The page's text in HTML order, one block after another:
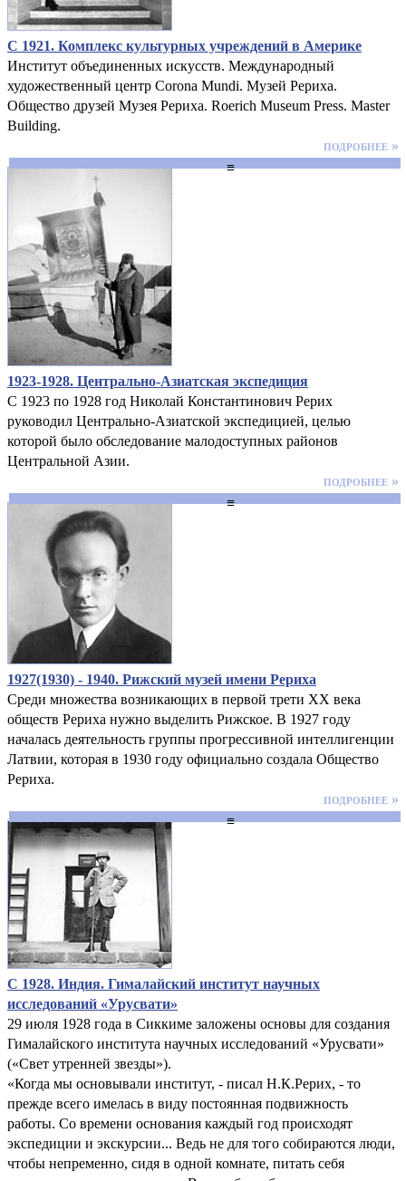
С 1921. Комплекс культурных учреждений в Америке
Институт объединенных искусств. Международный
художественный центр Corona Mundi. Музей Рериха.
Общество друзей Музея Рериха. Roerich Museum Press. Master
Building.
подробнее »
≡
1923-1928. Центрально-Азиатская экспедиция
С 1923 по 1928 год Николай Константинович Рерих
руководил Центрально-Азиатской экспедицией, целью
которой было обследование малодоступных районов
Центральной Азии.
подробнее »
≡
1927(1930) - 1940. Рижский музей имени Рериха
Среди множества возникающих в первой трети XX века
обществ Рериха нужно выделить Рижское. В 1927 году
началась деятельность группы прогрессивной интеллигенции
Латвии, которая в 1930 году официально создала Общество
Рериха.
подробнее »
≡
С 1928. Индия. Гималайский институт научных
исследований «Урусвати»
29 июля 1928 года в Сиккиме заложены основы для создания
Гималайского института научных исследований «Урусвати»
(«Свет утренней звезды»).
«Когда мы основывали институт, - писал Н.К.Рерих, - то
прежде всего имелась в виду постоянная подвижность
работы. Со времени основания каждый год происходят
экспедиции и экскурсии... Ведь не для того собираются люди,
чтобы непременно, сидя в одной комнате, питать себя